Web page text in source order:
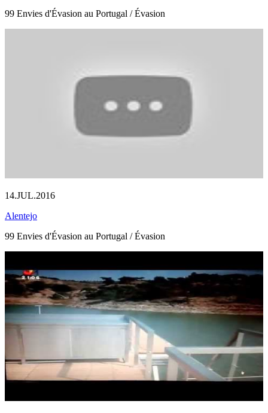
99 Envies d'Évasion au Portugal / Évasion
14.JUL.2016
Alentejo
99 Envies d'Évasion au Portugal / Évasion